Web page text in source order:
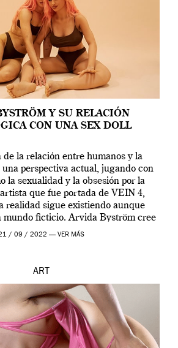
Y SU RELACIÓN
CON UNA SEX DOLL
de la relación entre humanos y la
perspectiva actual, jugando con
la sexualidad y la obsesión por la
que fue portada de VEIN 4,
realidad sigue existiendo aunque
mundo ficticio. Arvida Byström cree
tienen un complejo […]
/ 09 / 2022 — VER MÁS
ART